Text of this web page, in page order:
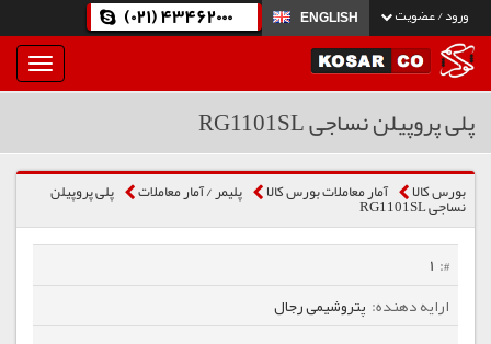
ورود / عضویت ENGLISH
(021) 43462000
بار
و
پلی پروپیلن نساجی RG1101SL
بورس کالا آمار معاملات بورس کالا پلیمر / آمار معاملات پلی پروپیلن
نساجی RG1101SL
1
پتروشیمی رجال